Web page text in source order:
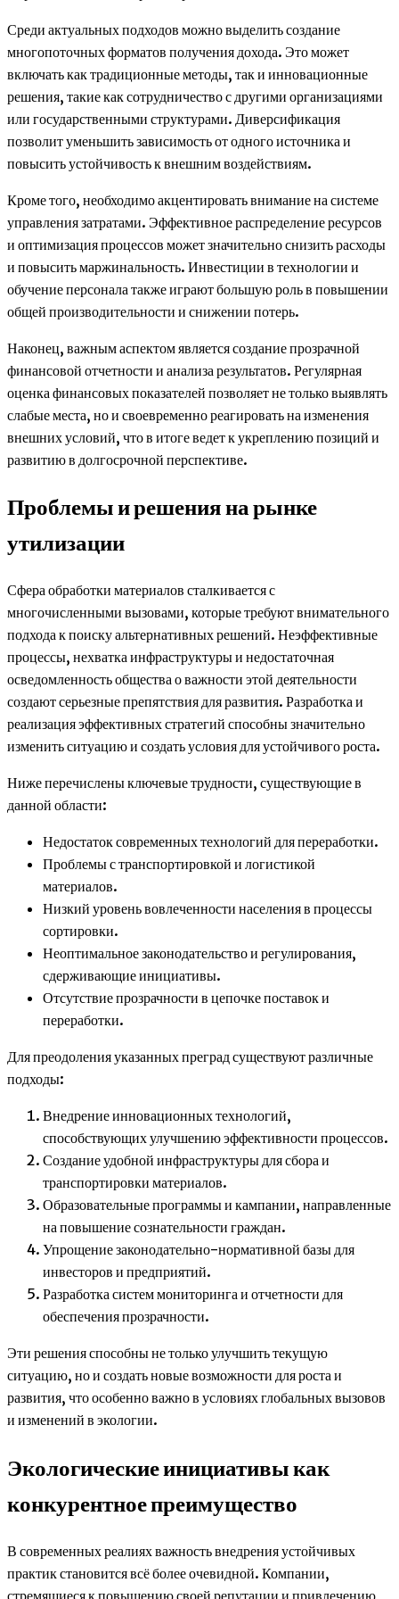
Среди актуальных подходов можно выделить создание
многопоточных форматов получения дохода. Это может
включать как традиционные методы, так и инновационные
решения, такие как сотрудничество с другими организациями
или государственными структурами. Диверсификация
позволит уменьшить зависимость от одного источника и
повысить устойчивость к внешним воздействиям.
Кроме того, необходимо акцентировать внимание на системе
управления затратами. Эффективное распределение ресурсов
и оптимизация процессов может значительно снизить расходы
и повысить маржинальность. Инвестиции в технологии и
обучение персонала также играют большую роль в повышении
общей производительности и снижении потерь.
Наконец, важным аспектом является создание прозрачной
финансовой отчетности и анализа результатов. Регулярная
оценка финансовых показателей позволяет не только выявлять
слабые места, но и своевременно реагировать на изменения
внешних условий, что в итоге ведет к укреплению позиций и
развитию в долгосрочной перспективе.
Проблемы и решения на рынке
утилизации
Сфера обработки материалов сталкивается с
многочисленными вызовами, которые требуют внимательного
подхода к поиску альтернативных решений. Неэффективные
процессы, нехватка инфраструктуры и недостаточная
осведомленность общества о важности этой деятельности
создают серьезные препятствия для развития. Разработка и
реализация эффективных стратегий способны значительно
изменить ситуацию и создать условия для устойчивого роста.
Ниже перечислены ключевые трудности, существующие в
данной области:
Недостаток современных технологий для переработки.
Проблемы с транспортировкой и логистикой
материалов.
Низкий уровень вовлеченности населения в процессы
сортировки.
Неоптимальное законодательство и регулирования,
сдерживающие инициативы.
Отсутствие прозрачности в цепочке поставок и
переработки.
Для преодоления указанных преград существуют различные
подходы:
Внедрение инновационных технологий,
способствующих улучшению эффективности процессов.
Создание удобной инфраструктуры для сбора и
транспортировки материалов.
Образовательные программы и кампании, направленные
на повышение сознательности граждан.
Упрощение законодательно-нормативной базы для
инвесторов и предприятий.
Разработка систем мониторинга и отчетности для
обеспечения прозрачности.
Эти решения способны не только улучшить текущую
ситуацию, но и создать новые возможности для роста и
развития, что особенно важно в условиях глобальных вызовов
и изменений в экологии.
Экологические инициативы как
конкурентное преимущество
В современных реалиях важность внедрения устойчивых
практик становится всё более очевидной. Компании,
стремящиеся к повышению своей репутации и привлечению